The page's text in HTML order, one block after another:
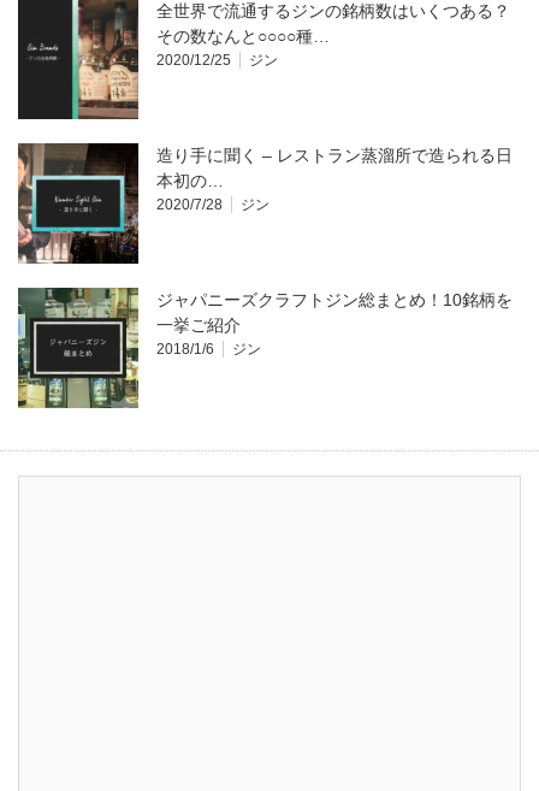
全世界で流通するジンの銘柄数はいくつある？
その数なんと○○○○種…
2020/12/25 ジン
造り手に聞く – レストラン蒸溜所で造られる日
本初の…
2020/7/28 ジン
ジャパニーズクラフトジン総まとめ！10銘柄を
一挙ご紹介
2018/1/6 ジン